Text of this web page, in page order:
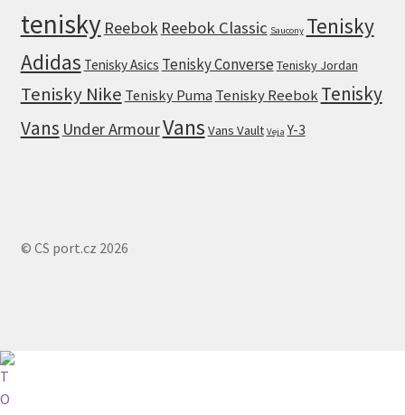
tenisky Reebok Reebok Classic Saucony Tenisky
Adidas Tenisky Asics Tenisky Converse Tenisky Jordan
Tenisky Nike Tenisky Puma Tenisky Reebok Tenisky
Vans Under ArmourVans Vans Vault Veja Y-3
© CS port.cz 2026